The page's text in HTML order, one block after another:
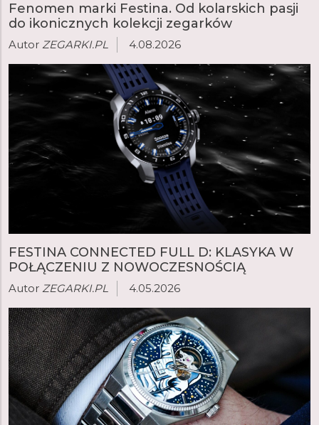
Fenomen marki Festina. Od kolarskich pasji
do ikonicznych kolekcji zegarków
Autor ZEGARKI.PL 4.08.2026
FESTINA CONNECTED FULL D: KLASYKA W
POŁĄCZENIU Z NOWOCZESNOŚCIĄ
Autor ZEGARKI.PL 4.05.2026